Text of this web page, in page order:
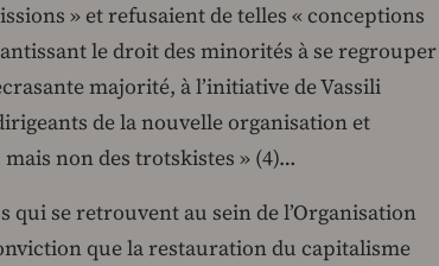
» et refusaient de telles « conceptions
le droit des minorités à se regrouper
majorité, à l’initiative de Vassili
de la nouvelle organisation et
non des trotskistes » (4)…
qui se retrouvent au sein de l’Organisation
que la restauration du capitalisme